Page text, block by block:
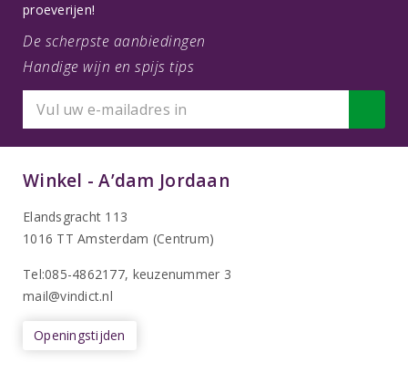
proeverijen!
De scherpste aanbiedingen
Handige wijn en spijs tips
Winkel - A’dam Jordaan
Elandsgracht 113
1016 TT Amsterdam (Centrum)
Tel:085-4862177, keuzenummer 3
mail@vindict.nl
Openingstijden